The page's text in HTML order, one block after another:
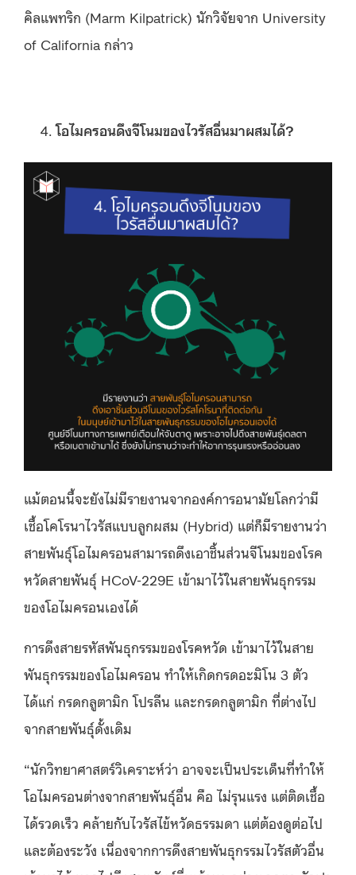
คิลแพทริก (Marm Kilpatrick) นักวิจัยจาก University
of California กล่าว
โอไมครอนดึงจีโนมของไวรัสอื่นมาผสมได้?
แม้ตอนนี้จะยังไม่มีรายงานจากองค์การอนามัยโลกว่ามี
เชื้อโคโรนาไวรัสแบบลูกผสม (Hybrid) แต่ก็มีรายงานว่า
สายพันธุ์โอไมครอนสามารถดึงเอาชิ้นส่วนจีโนมของโรค
หวัดสายพันธุ์ HCoV-229E เข้ามาไว้ในสายพันธุกรรม
ของโอไมครอนเองได้
การดึงสายรหัสพันธุกรรมของโรคหวัด เข้ามาไว้ในสาย
พันธุกรรมของโอไมครอน ทำให้เกิดกรดอะมิโน 3 ตัว
ได้แก่ กรดกลูตามิก โปรลีน และกรดกลูตามิก ที่ต่างไป
จากสายพันธุ์ดั้งเดิม
“นักวิทยาศาสตร์วิเคราะห์ว่า อาจจะเป็นประเด็นที่ทำให้
โอไมครอนต่างจากสายพันธุ์อื่น คือ ไม่รุนแรง แต่ติดเชื้อ
ได้รวดเร็ว คล้ายกับไวรัสไข้หวัดธรรมดา แต่ต้องดูต่อไป
และต้องระวัง เนื่องจากการดึงสายพันธุกรรมไวรัสตัวอื่น